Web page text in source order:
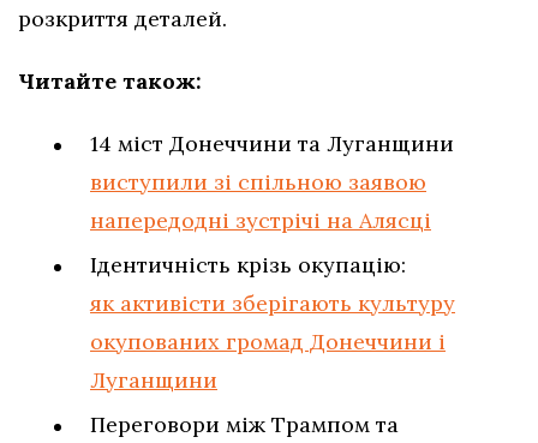
розкриття деталей.
Читайте також:
14 міст Донеччини та Луганщини
виступили зі спільною заявою
напередодні зустрічі на Алясці
Ідентичність крізь окупацію:
як активісти зберігають культуру
окупованих громад Донеччини і
Луганщини
Переговори між Трампом та